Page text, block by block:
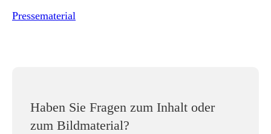
Pressematerial
Haben Sie Fragen zum Inhalt oder
zum Bildmaterial?